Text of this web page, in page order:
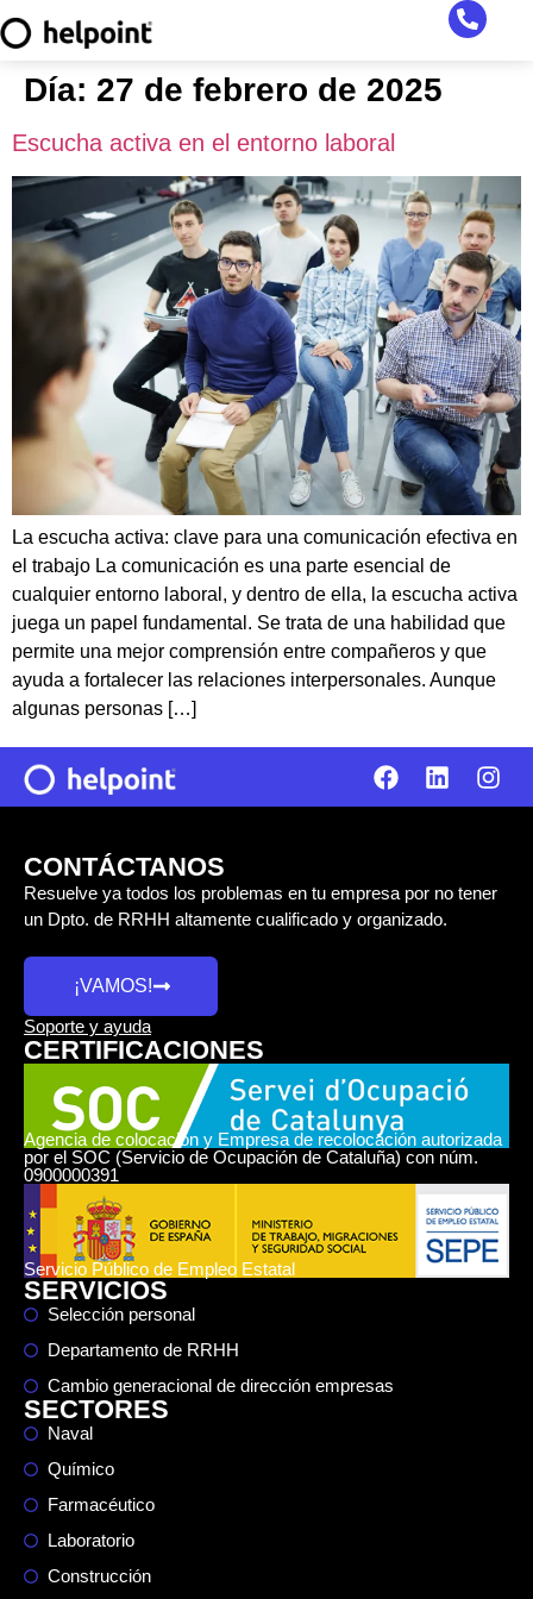
Día: 27 de febrero de 2025
Escucha activa en el entorno laboral
La escucha activa: clave para una comunicación efectiva en
el trabajo La comunicación es una parte esencial de
cualquier entorno laboral, y dentro de ella, la escucha activa
juega un papel fundamental. Se trata de una habilidad que
permite una mejor comprensión entre compañeros y que
ayuda a fortalecer las relaciones interpersonales. Aunque
algunas personas […]
CONTÁCTANOS
Resuelve ya todos los problemas en tu empresa por no tener
un Dpto. de RRHH altamente cualificado y organizado.
¡VAMOS!
Soporte y ayuda
CERTIFICACIONES
Agencia de colocación y Empresa de recolocación autorizada
por el SOC (Servicio de Ocupación de Cataluña) con núm.
0900000391
Servicio Público de Empleo Estatal
SERVICIOS
Selección personal
Departamento de RRHH
Cambio generacional de dirección empresas
SECTORES
Naval
Químico
Farmacéutico
Laboratorio
Construcción